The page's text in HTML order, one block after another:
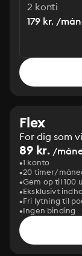
2 konti
179 kr. /
Flex
For dig som
89 kr. /
1 konto
20 timer/
Gem op til 100
Eksklusivt
Fri lytning til
Ingen binding